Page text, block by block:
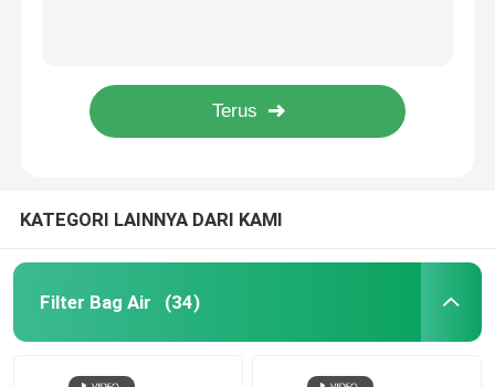
Cleanroom Air Shower
Filter Udara Karbon Aktif
Filter Udara Suhu Tinggi
KATEGORI LAINNYA DARI KAMI
Filter Bag Air (34)